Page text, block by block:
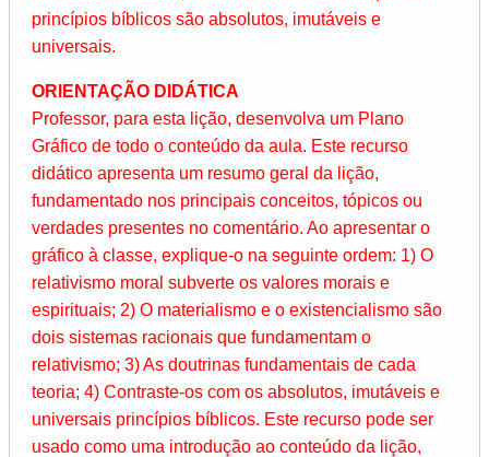
princípios bíblicos são absolutos, imutáveis e
universais.
ORIENTAÇÃO DIDÁTICA
Professor, para esta lição, desenvolva um Plano
Gráfico de todo o conteúdo da aula. Este recurso
didático apresenta um resumo geral da lição,
fundamentado nos principais conceitos, tópicos ou
verdades presentes no comentário. Ao apresentar o
gráfico à classe, explique-o na seguinte ordem: 1) O
relativismo moral subverte os valores morais e
espirituais; 2) O materialismo e o existencialismo são
dois sistemas racionais que fundamentam o
relativismo; 3) As doutrinas fundamentais de cada
teoria; 4) Contraste-os com os absolutos, imutáveis e
universais princípios bíblicos. Este recurso pode ser
usado como uma introdução ao conteúdo da lição,